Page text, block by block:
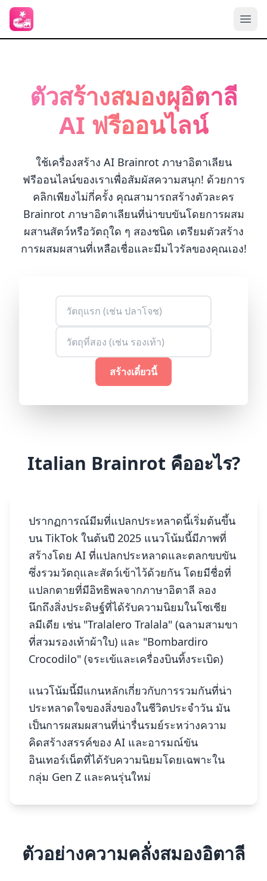
ตัวสร้างสมองผุอิตาลี
AI ฟรีออนไลน์
ใช้เครื่องสร้าง AI Brainrot ภาษาอิตาเลียน
ฟรีออนไลน์ของเราเพื่อสัมผัสความสนุก! ด้วยการ
คลิกเพียงไม่กี่ครั้ง คุณสามารถสร้างตัวละคร
Brainrot ภาษาอิตาเลียนที่น่าขบขันโดยการผสม
ผสานสัตว์หรือวัตถุใด ๆ สองชนิด เตรียมตัวสร้าง
การผสมผสานที่เหลือเชื่อและมีมไวรัลของคุณเอง!
สร้างเดี๋ยวนี้
Italian Brainrot คืออะไร?
ปรากฏการณ์มีมที่แปลกประหลาดนี้เริ่มต้นขึ้น
บน TikTok ในต้นปี 2025 แนวโน้มนี้มีภาพที่
สร้างโดย AI ที่แปลกประหลาดและตลกขบขัน
ซึ่งรวมวัตถุและสัตว์เข้าไว้ด้วยกัน โดยมีชื่อที่
แปลกตายที่มีอิทธิพลจากภาษาอิตาลี ลอง
นึกถึงสิ่งประดิษฐ์ที่ได้รับความนิยมในโซเชีย
ลมีเดีย เช่น "Tralalero Tralala" (ฉลามสามขา
ที่สวมรองเท้าผ้าใบ) และ "Bombardiro
Crocodilo" (จระเข้และเครื่องบินทิ้งระเบิด)
แนวโน้มนี้มีแกนหลักเกี่ยวกับการรวมกันที่น่า
ประหลาดใจของสิ่งของในชีวิตประจำวัน มัน
เป็นการผสมผสานที่น่ารื่นรมย์ระหว่างความ
คิดสร้างสรรค์ของ AI และอารมณ์ขัน
อินเทอร์เน็ตที่ได้รับความนิยมโดยเฉพาะใน
กลุ่ม Gen Z และคนรุ่นใหม่
ตัวอย่างความคลั่งสมองอิตาลี